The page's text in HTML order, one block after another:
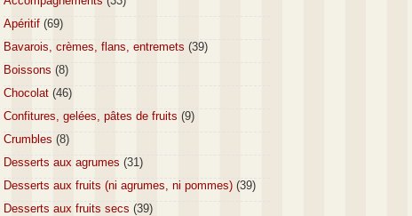
Apéritif (69)
Bavarois, crèmes, flans, entremets (39)
Boissons (8)
Chocolat (46)
Confitures, gelées, pâtes de fruits (9)
Crumbles (8)
Desserts aux agrumes (31)
Desserts aux fruits (ni agrumes, ni pommes) (39)
Desserts aux fruits secs (39)